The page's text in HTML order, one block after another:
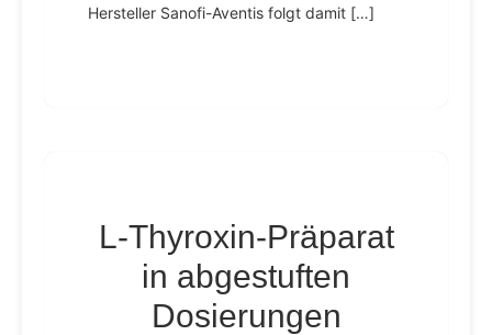
Hersteller Sanofi-Aventis folgt damit […]
L-Thyroxin-Präparat
in abgestuften
Dosierungen